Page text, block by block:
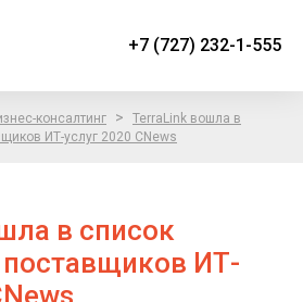
+7 (727) 232-1-555
консалтинг >
TerraLink вошла в
ИТ-услуг 2020 CNews
в список
ИТ-